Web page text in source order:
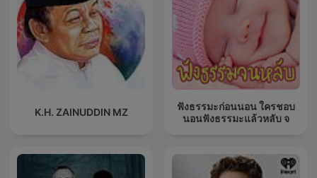
K.H. ZAINUDDIN MZ
ฟังธรรมะก่อนนอน ใครชอบ
นอนฟังธรรมะแล้วหลับ จ